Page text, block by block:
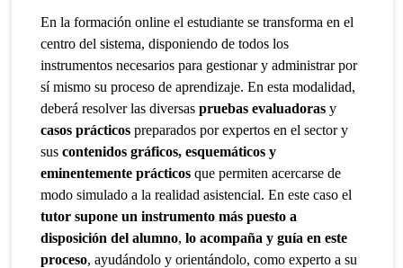
En la formación online el estudiante se transforma en el
centro del sistema, disponiendo de todos los
instrumentos necesarios para gestionar y administrar por
sí mismo su proceso de aprendizaje. En esta modalidad,
deberá resolver las diversaspruebas evaluadoras y
casos prácticospreparados por expertos en el sector y
suscontenidos gráficos, esquemáticos y
eminentemente prácticos que permiten acercarse de
modo simulado a la realidad asistencial. En este caso el
tutor supone un instrumento más puesto a
disposición del alumno,lo acompaña y guía en este
proceso, ayudándolo y orientándolo, como experto a su